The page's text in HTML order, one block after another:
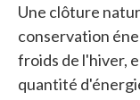
Une clôture
conservation
froids de l'hiver,
quantité